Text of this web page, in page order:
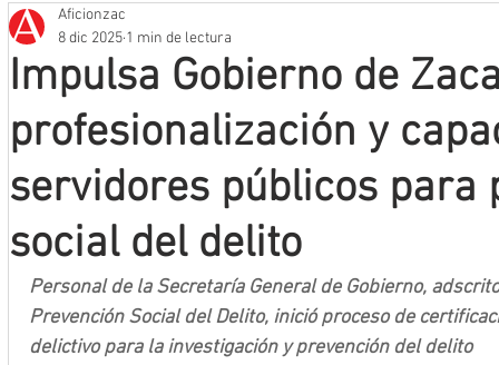
Que no se olvide
Mineros LNBP
Impulsa Gobierno de
profesionalización y
servidores públicos para
social del delito
Aficionzac
8 dic 2025 1 min de lectura
Personal de la Secretaría General de Gobierno,
Prevención Social del Delito, inició proceso de
delictivo para la investigación y prevención del delito